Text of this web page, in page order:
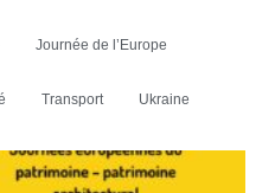
Journée de l’Europe
Transport Ukraine